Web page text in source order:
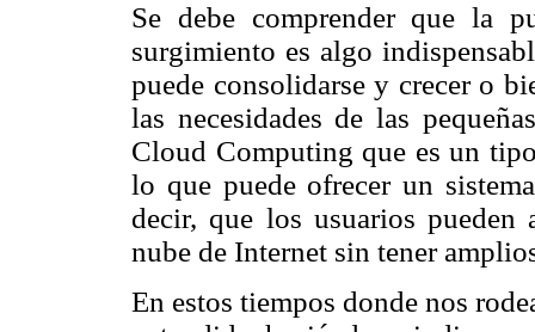
Se debe comprender que la
surgimiento es algo
puede consolidarse y crecer o
las necesidades de las
Cloud Computing que es un
lo que puede ofrecer un
decir, que los usuarios
nube de Internet sin tener
En estos tiempos donde nos